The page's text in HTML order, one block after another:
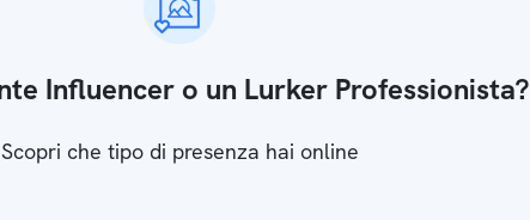
Influencer o un Lurker Professionista?
Scopri che tipo di presenza hai online